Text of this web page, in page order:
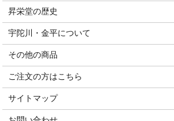
昇栄堂の歴史
宇陀川・金平について
その他の商品
ご注文の方はこちら
サイトマップ